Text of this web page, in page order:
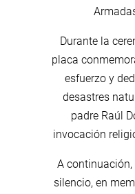
Durante la
placa
esfuerzo y
desastres
padre Raúl
invocación
A
silencio, en